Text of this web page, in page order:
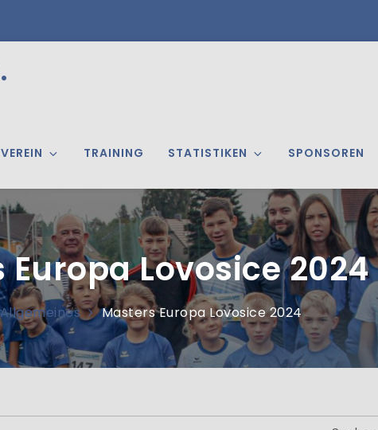
VEREIN TRAINING STATISTIKEN SPONSOREN
Lovosice 2024
Allgemeines Masters Europa Lovosice 2024
Willkommen